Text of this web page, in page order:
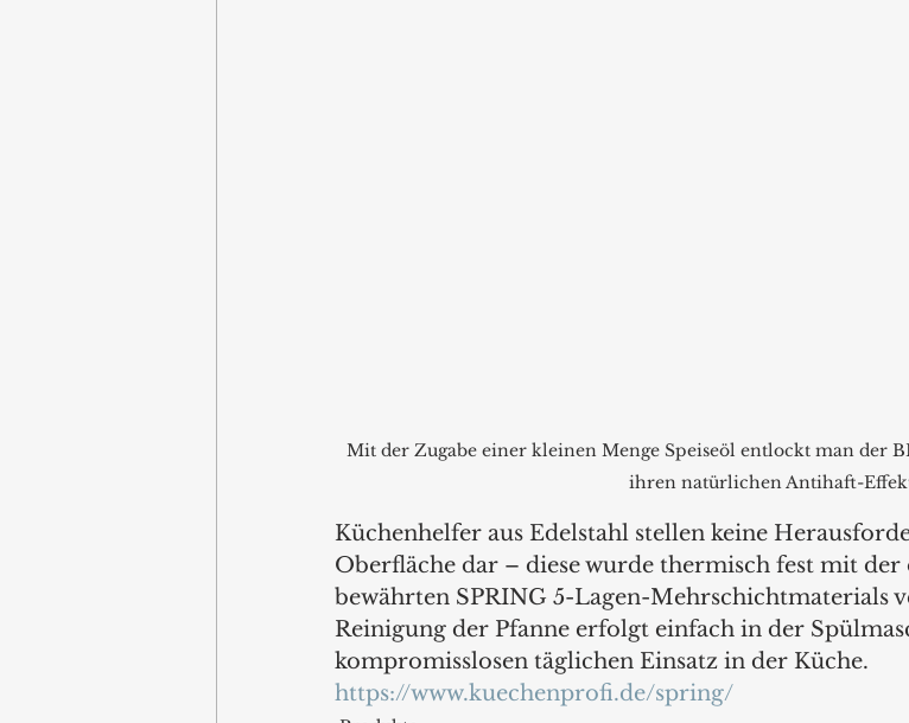
Mit der Zugabe einer kleinen Menge Speiseöl entlockt man der
ihren natürlichen Antihaft-
Küchenhelfer aus Edelstahl stellen keine
Oberfläche dar – diese wurde thermisch fest mit der
bewährten SPRING 5-Lagen-Mehrschichtmaterials
Reinigung der Pfanne erfolgt einfach in der
kompromisslosen täglichen Einsatz in der Küche.
https://www.kuechenprofi.de/spring/